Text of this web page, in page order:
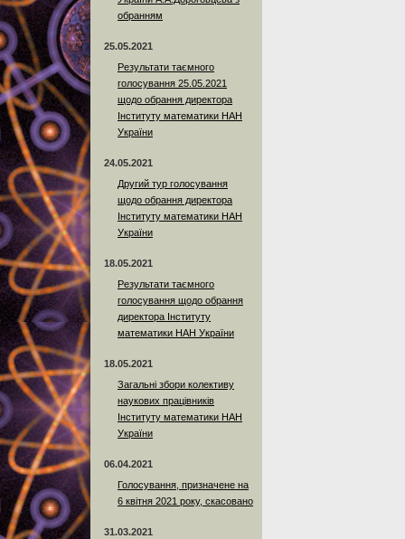
обранням
25.05.2021
Результати таємного
голосування 25.05.2021
щодо обрання директора
Інституту математики НАН
України
24.05.2021
Другий тур голосування
щодо обрання директора
Інституту математики НАН
України
18.05.2021
Результати таємного
голосування щодо обрання
директора Інституту
математики НАН України
18.05.2021
Загальні збори колективу
наукових працівників
Інституту математики НАН
України
06.04.2021
Голосування, призначене на
6 квітня 2021 року, скасовано
31.03.2021